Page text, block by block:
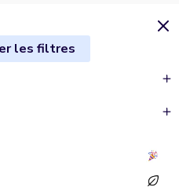
les filtres